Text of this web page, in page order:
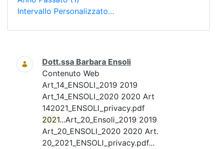
Intervallo Personalizzato…
Ricerca
Dott.ssa Barbara Ensoli
Contenuto Web
Art_14_ENSOLI_2019 2019
Art_14_ENSOLI_2020 2020 Art
142021_ENSOLI_privacy.pdf
2021...Art_20_Ensoli_2019 2019
Art_20_ENSOLI_2020 2020 Art.
20_2021_ENSOLI_privacy.pdf...